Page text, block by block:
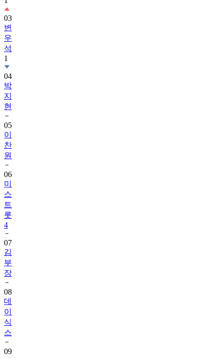
03
변
우
석
1
04
박
지
현
05
이
찬
원
06
미
스
트
롯
4
07
김
부
장
08
데
이
식
스
09